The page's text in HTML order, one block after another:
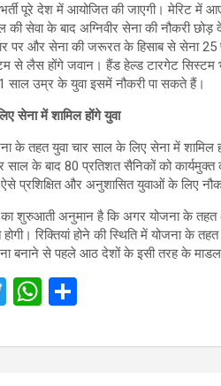
भर्ती पूरे देश में आयोजित की जाएगी। मेरिट
की सेवा के बाद अग्निवीर सेना की नौकरी
पर और सेना की जरूरत के हिसाब से सेना 25
से लैस होंगे जवान। हैंड हेल्ड टारगेट सिस्टम
साल उम्र के युवा इसमें नौकरी पा सकते हैं।
सेना में शामिल होंगे युवा
के तहत युवा चार साल के लिए सेना में
साल के बाद 80 प्रतिशत सैनिकों को
प्रशिक्षित और अनुशासित युवाओं के लिए
शुरुआती अनुमान है कि अगर योजना के तहत
रिक्तियां होने की स्थिति में योजना के
बनाने से पहले आठ देशों के इसी तरह के
T
tt
W
at ar